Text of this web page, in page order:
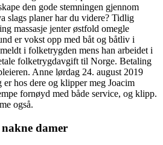
den gode stemningen gjennom
slags planer har du videre? Tidlig
massasje jenter østfold omegle
er vokst opp med båt og båtliv i
i folketrygden mens han arbeidet i
folketrygdavgift til Norge. Betaling
Anne lørdag 24. august 2019
hos dere og klipper meg Joacim
fornøyd med både service, og klipp.
også.
damer